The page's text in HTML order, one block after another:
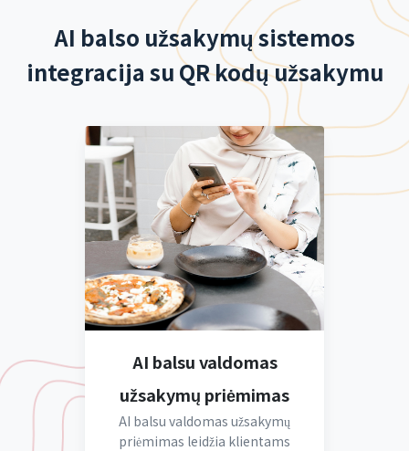
AI balso užsakymų sistemos
integracija su QR kodų užsakymu
AI balsu valdomas
užsakymų priėmimas
AI balsu valdomas užsakymų
priėmimas leidžia klientams